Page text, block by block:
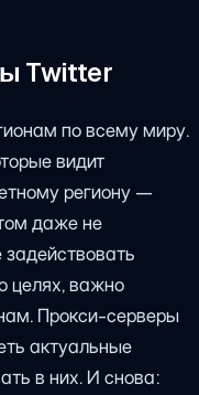
Twitter
по всему миру.
видит
региону —
даже не
целях, важно
Прокси-серверы
актуальные
в них. И снова: